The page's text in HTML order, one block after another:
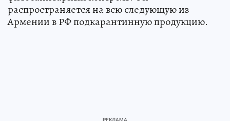
распространяется на всю следующую из
Армении в РФ подкарантинную продукцию.